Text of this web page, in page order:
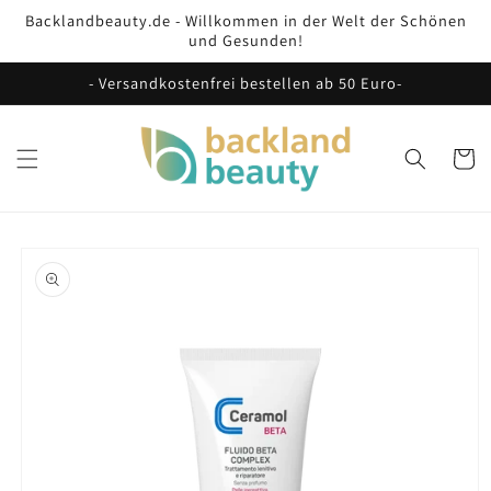
zum
Backlandbeauty.de - Willkommen in der Welt der Schönen
und Gesunden!
- Versandkostenfrei bestellen ab 50 Euro-